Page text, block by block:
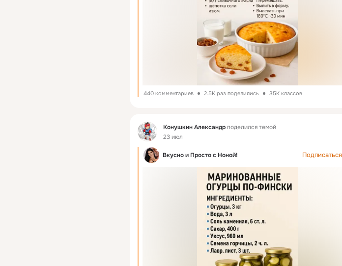
440 комментариев 2.5K раз поделились 35K классов
Фид Конушкин Александрподелился темой
23 июл
Вкусно и Просто c Ноной! Подписаться